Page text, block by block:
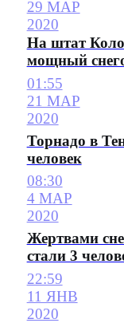
29 МАР
2020
На штат
мощный
01:55
21 МАР
2020
Торнадо в
человек
08:30
4 МАР
2020
Жертвами
стали 3
22:59
11 ЯНВ
2020